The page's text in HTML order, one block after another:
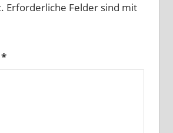
Erforderliche Felder sind mit
*